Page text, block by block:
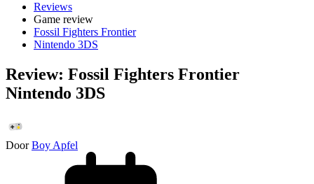
Reviews
Game review
Fossil Fighters Frontier
Nintendo 3DS
Review: Fossil Fighters Frontier
Nintendo 3DS
Door Boy Apfel